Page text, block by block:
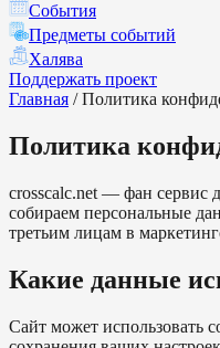
События
Предметы событий
Халява
Поддержать проект
Главная /Политика
Политика
crosscalc.net — фан сервис
собираем персональные
третьим лицам в
Какие данные
Сайт может использовать